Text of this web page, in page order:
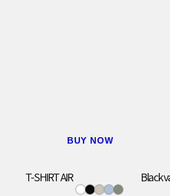
Black
BUY NOW
T-SHIRT AIR